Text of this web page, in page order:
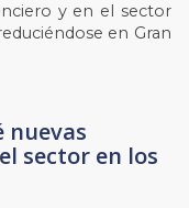
y en el sector
en Gran
nuevas
sector en los